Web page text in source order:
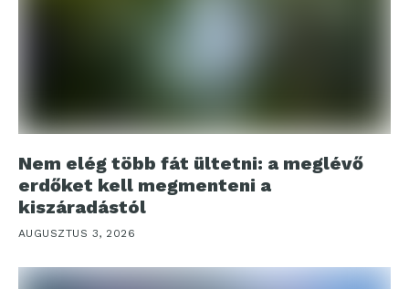
Nem elég több fát ültetni: a meglévő
erdőket kell megmenteni a
kiszáradástól
AUGUSZTUS 3, 2026